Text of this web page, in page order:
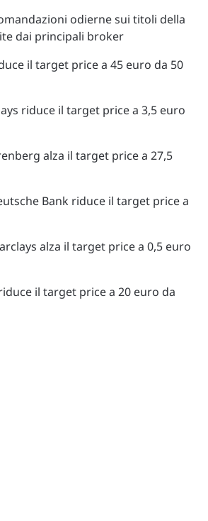
odierne sui titoli della
dai principali broker
il target price a 45 euro da 50
riduce il target price a 3,5 euro
alza il target price a 27,5
Bank riduce il target price a
alza il target price a 0,5 euro
il target price a 20 euro da